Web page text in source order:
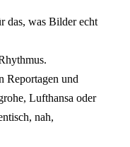
das, was Bilder echt
Reportagen und
Lufthansa oder
nah,